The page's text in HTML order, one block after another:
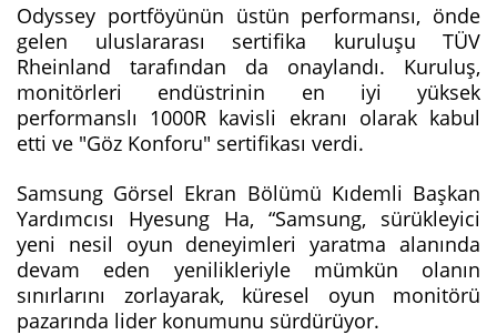
Odyssey portföyünün üstün performansı, önde
gelen uluslararası sertifika kuruluşu TÜV
Rheinland tarafından da onaylandı. Kuruluş,
monitörleri endüstrinin en iyi yüksek
performanslı 1000R kavisli ekranı olarak kabul
etti ve "Göz Konforu" sertifikası verdi.
Samsung Görsel Ekran Bölümü Kıdemli Başkan
Yardımcısı Hyesung Ha, “Samsung, sürükleyici
yeni nesil oyun deneyimleri yaratma alanında
devam eden yenilikleriyle mümkün olanın
sınırlarını zorlayarak, küresel oyun monitörü
pazarında lider konumunu sürdürüyor.